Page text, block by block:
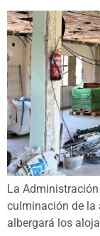
La
culminación de la
albergará los